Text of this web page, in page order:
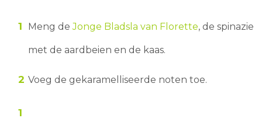
Meng deJonge Bladsla van Florette, de spinazie
met de aardbeien en de kaas.
Voeg de gekaramelliseerde noten toe.